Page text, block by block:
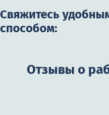
Свяжитесь
способом:
Отзывы о